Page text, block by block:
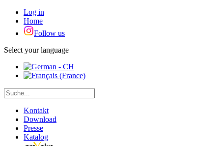
Log in
Home
Follow us
Select your language
Kontakt
Download
Presse
Katalog